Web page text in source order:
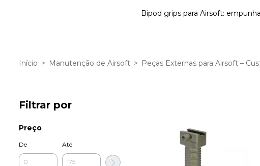
Bipod grips para Airsoft:
Início > Manutenção de Airsoft > Peças Externas para Airsoft –
Filtrar por
Preço
De Até